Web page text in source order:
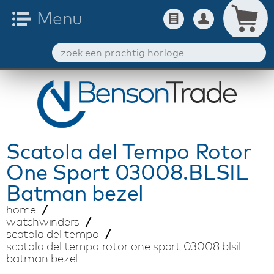
Scatola del Tempo Rotor
One Sport 03008.BLSIL
Batman bezel
home
watchwinders
scatola del tempo
scatola del tempo rotor one sport 03008.blsil
batman bezel